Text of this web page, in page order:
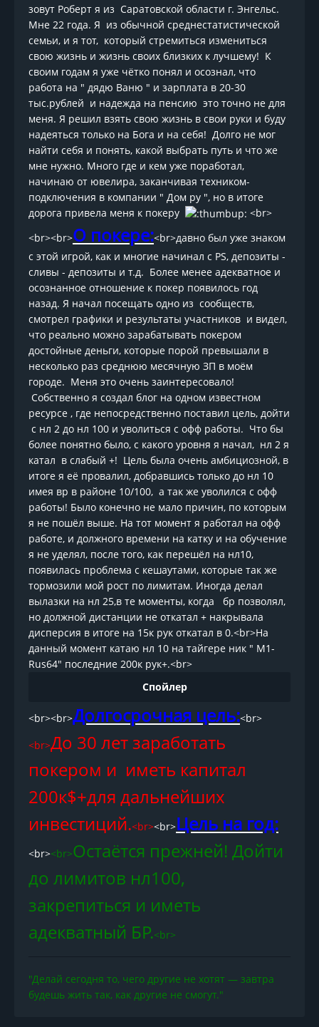
зовут Роберт я из Саратовской области г. Энгельс.
Мне 22 года. Я из обычной среднестатистической
семьи, и я тот, который стремиться измениться
свою жизнь и жизнь своих близких к лучшему! К
своим годам я уже чётко понял и осознал, что
работа на " дядю Ваню " и зарплата в 20-30
тыс.рублей и надежда на пенсию это точно не для
меня. Я решил взять свою жизнь в свои руки и буду
надеяться только на Бога и на себя! Долго не мог
найти себя и понять, какой выбрать путь и что же
мне нужно. Много где и кем уже поработал,
начинаю от ювелира, заканчивая техником-
подключения в компании " Дом ру ", но в итоге
дорога привела меня к покеру
<br>
<br><br>О покере:<br>давно был уже знаком
с этой игрой, как и многие начинал с PS, депозиты -
сливы - депозиты и т.д. Более менее адекватное и
осознанное отношение к покер появилось год
назад. Я начал посещать одно из сообществ,
смотрел графики и результаты участников и видел,
что реально можно зарабатывать покером
достойные деньги, которые порой превышали в
несколько раз среднюю месячную ЗП в моём
городе. Меня это очень заинтересовало!
Собственно я создал блог на одном известном
ресурсе , где непосредственно поставил цель, дойти
с нл 2 до нл 100 и уволиться с офф работы. Что бы
более понятно было, с какого уровня я начал, нл 2 я
катал в слабый +! Цель была очень амбициозной, в
итоге я её провалил, добравшись только до нл 10
имея вр в районе 10/100, а так же уволился с офф
работы! Было конечно не мало причин, по которым
я не пошёл выше. На тот момент я работал на офф
работе, и должного времени на катку и на обучение
я не уделял, после того, как перешёл на нл10,
появилась проблема с кешаутами, которые так же
тормозили мой рост по лимитам. Иногда делал
вылазки на нл 25,в те моменты, когда бр позволял,
но должной дистанции не откатал + накрывала
дисперсия в итоге на 15к рук откатал в 0.<br>На
данный момент катаю нл 10 на тайгере ник " M1-
Rus64" последние 200к рук+.<br>
Спойлер
<br><br>Долгосрочная цель:<br>
<br>До 30 лет заработать
покером и иметь капитал
200к$+для дальнейших
инвестиций.<br><br>Цель на год:
<br><br>Остаётся прежней! Дойти
до лимитов нл100,
закрепиться и иметь
адекватный БР.<br>
"Делай сегодня то, чего другие не хотят — завтра
будешь жить так, как другие не смогут."